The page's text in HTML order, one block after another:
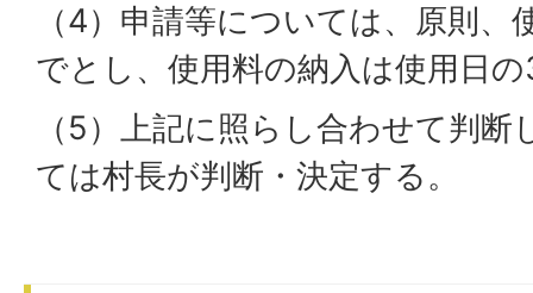
（4）申請等については、原則、
でとし、使用料の納入は使用日
（5）上記に照らし合わせて判
ては村長が判断・決定する。